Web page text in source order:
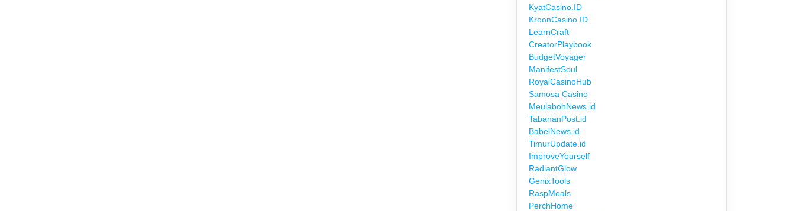
KyatCasino.ID
KroonCasino.ID
LearnCraft
CreatorPlaybook
BudgetVoyager
ManifestSoul
RoyalCasinoHub
Samosa Casino
MeulabohNews.id
TabananPost.id
BabelNews.id
TimurUpdate.id
ImproveYourself
RadiantGlow
GenixTools
RaspMeals
PerchHome